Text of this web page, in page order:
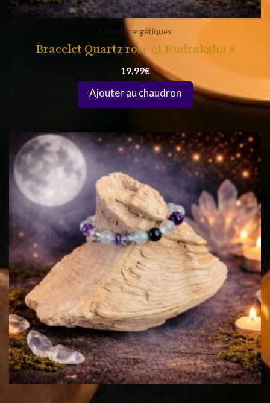
Bijoux énergétiques
Bracelet Quartz rose et Rudraksha 8
19,99€